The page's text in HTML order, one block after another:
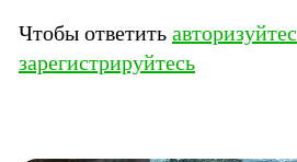
Чтобы ответить
зарегистрируйтесь